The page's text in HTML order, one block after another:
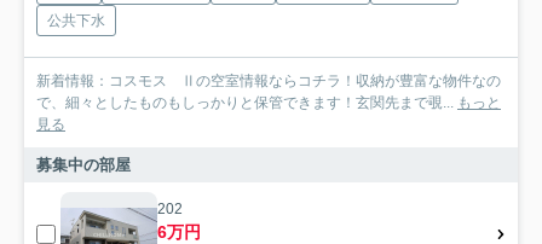
公共下水
新着情報：コスモス Ⅱの空室情報ならコチラ！収納が豊富な物件なの
で、細々としたものもしっかりと保管できます！玄関先まで覗... もっと
見る
募集中の部屋
202
6万円